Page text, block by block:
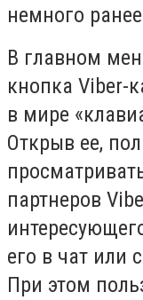
немного
В главном
кнопка Viber-
в мире
Открыв ее,
партнеров
его в чат или
При этом